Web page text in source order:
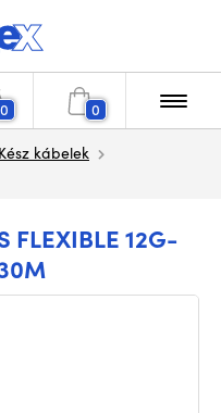
0 0
Kész kábelek
FLEXIBLE 12G-